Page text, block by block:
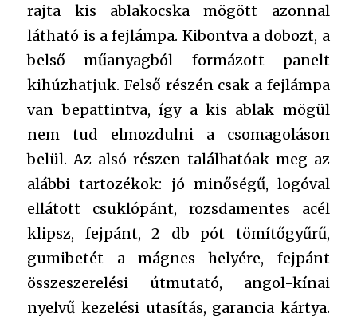
rajta kis ablakocska mögött azonnal
látható is a fejlámpa. Kibontva a dobozt, a
belső műanyagból formázott panelt
kihúzhatjuk. Felső részén csak a fejlámpa
van bepattintva, így a kis ablak mögül
nem tud elmozdulni a csomagoláson
belül. Az alsó részen találhatóak meg az
alábbi tartozékok: jó minőségű, logóval
ellátott csuklópánt, rozsdamentes acél
klipsz, fejpánt, 2 db pót tömítőgyűrű,
gumibetét a mágnes helyére, fejpánt
összeszerelési útmutató, angol-kínai
nyelvű kezelési utasítás, garancia kártya.